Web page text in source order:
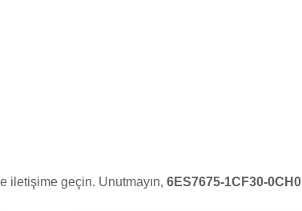
iletişime geçin. Unutmayın,6ES7675-1CF30-0CH0